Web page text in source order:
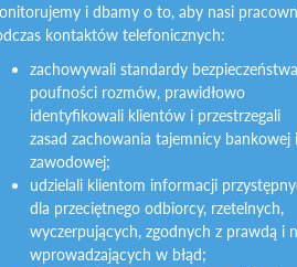
i dbamy o to, aby nasi
kontaktów telefonicznych:
zachowywali standardy
poufności rozmów, prawidłowo
identyfikowali klientów i przestrzegali
zasad zachowania tajemnicy bankowej i
zawodowej;
udzielali klientom informacji
dla przeciętnego odbiorcy, rzetelnych,
wyczerpujących, zgodnych z prawdą i
wprowadzających w błąd;